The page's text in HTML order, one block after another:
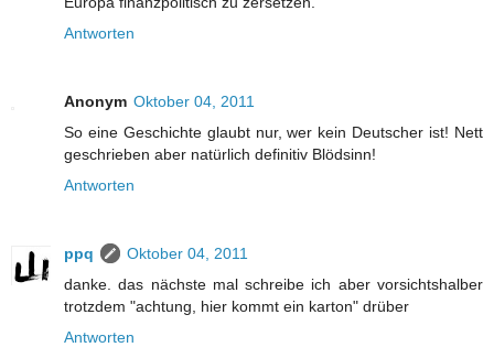
Antworten
Anonym Oktober 04, 2011
So eine Geschichte glaubt nur, wer kein Deutscher ist! Nett
geschrieben aber natürlich definitiv Blödsinn!
Antworten
ppq
Oktober 04, 2011
danke. das nächste mal schreibe ich aber vorsichtshalber
trotzdem "achtung, hier kommt ein karton" drüber
Antworten